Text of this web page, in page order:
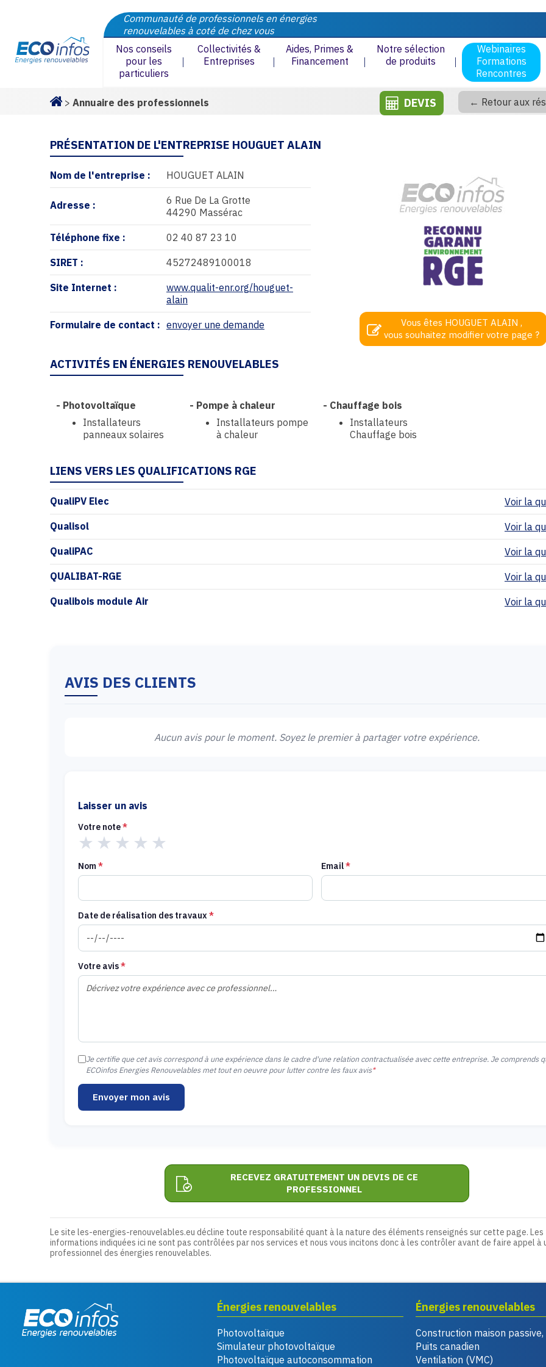
Communauté de professionnels en énergies
renouvelables à coté de chez vous
Nos conseils
pour les
particuliers
Collectivités &
Entreprises
Aides, Primes &
Financement
Notre sélection
de produits
Webinaires
Formations
Rencontres
> Annuaire des professionnels DEVIS ← Retour aux
PRÉSENTATION DE L'ENTREPRISE HOUGUET ALAIN
Nom de l'entreprise : HOUGUET ALAIN
Adresse :
6 Rue De La Grotte
44290 Massérac
Téléphone fixe : 02 40 87 23 10
SIRET : 45272489100018
Site Internet :
www.qualit-enr.org/houguet-
alain
Formulaire de contact : envoyer une demande
Vous êtes HOUGUET ALAIN ,
vous souhaitez modifier votre page ?
ACTIVITÉS EN ÉNERGIES RENOUVELABLES
- Photovoltaïque
Installateurs
panneaux solaires
- Pompe à chaleur
Installateurs pompe
à chaleur
- Chauffage bois
Installateurs
Chauffage bois
LIENS VERS LES QUALIFICATIONS RGE
QualiPV Elec
Voir la
Qualisol
Voir la
QualiPAC
Voir la
QUALIBAT-RGE
Voir la
Qualibois module Air
Voir la
AVIS DES CLIENTS
Aucun avis pour le moment. Soyez le premier à partager votre expérience.
Laisser un avis
Votre note*
★ ★ ★ ★ ★
Nom* Email*
Date de réalisation des travaux *
Votre avis*
Je certifie que cet avis correspond à une expérience dans le cadre d'une relation contractualisée avec cette entreprise. Je comprends
ECOinfos Energies Renouvelables met tout en oeuvre pour lutter contre les faux avis*
Envoyer mon avis
RECEVEZ GRATUITEMENT UN DEVIS DE CE
PROFESSIONNEL
Le site les-energies-renouvelables.eu décline toute responsabilité quant à la nature des éléments renseignés sur cette page. Les
informations indiquées ici ne sont pas contrôlées par nos services et nous vous incitons donc à les contrôler avant de faire appel à
professionnel des énergies renouvelables.
Énergies renouvelables
Photovoltaïque
Simulateur photovoltaïque
Photovoltaïque autoconsommation
Énergies renouvelables
Construction maison passive,
Puits canadien
Ventilation (VMC)